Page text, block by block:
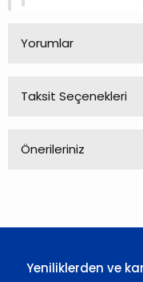
Yorumlar
Taksit Seçenekleri
Önerileriniz
Ürün resmi kalitesiz,
Yeniliklerden ve